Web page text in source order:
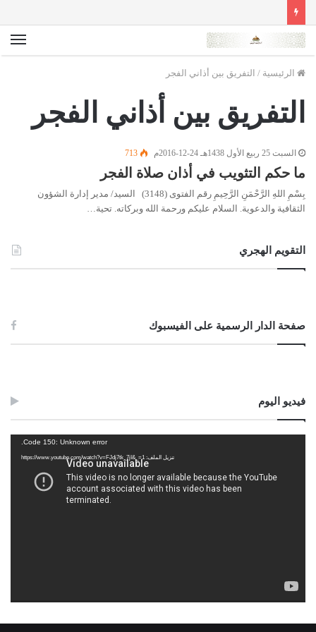
الرئيسية / التفريق بين أذاني الفجر
التفريق بين أذاني الفجر
السبت 25 ربيع الأول 1438هـ 24-12-2016م 713
ما حكم التثويب في أذان صلاة الفجر
بِسْمِ اللهِ الرَّحْمَنِ الرَّحِيمِ رقم الفتوى (3148) السيد/ مدير إدارة الشؤون
الثقافية والدعوية. السلام عليكم ورحمة الله وبركاته. تحية…
التقويم الهجري
صفحة الدار الرسمية على الفيسبوك
فيديو اليوم
Code 150: Unknown error.
تنزيل الملف: https://www.youtube.com/watch?v=FJdj7tk_7jI&_=1